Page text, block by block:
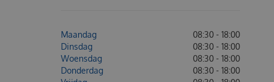
Maandag
08:30 - 18:00
Dinsdag
08:30 - 18:00
Woensdag
08:30 - 18:00
Donderdag
08:30 - 18:00